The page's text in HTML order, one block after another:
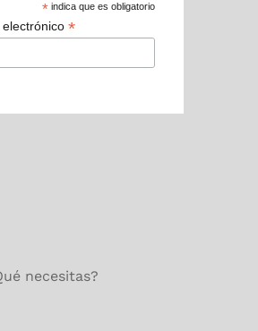
*indica que es obligatorio
*
necesitas?